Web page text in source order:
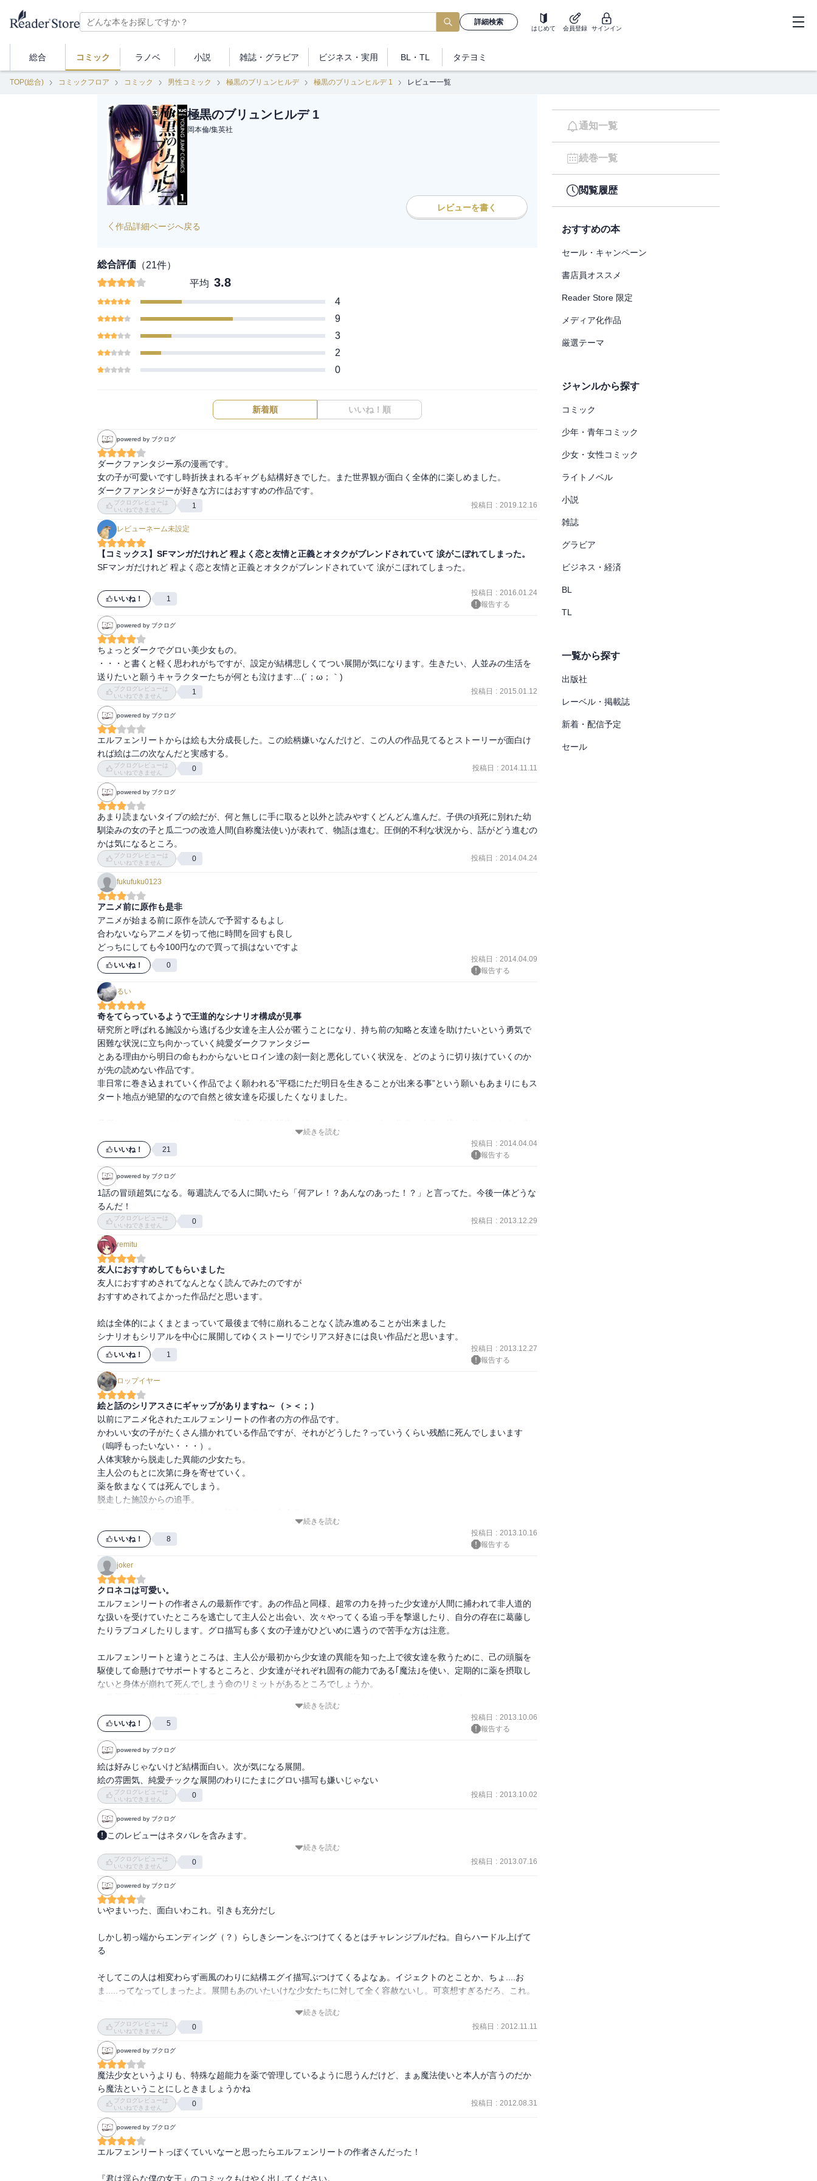
詳細検索
はじめて 会員登録 サインイン
総合 コミック ラノベ 小説 雑誌・ グラビア ビジネス ・実用 BL・TL タテヨミ
TOP(総合) コミックフロア コミック 男性コミック 極黒のブリュンヒルデ 極黒のブリュンヒルデ 1 レビュー一覧
極黒のブリュンヒルデ 1
岡本倫/集英社
レビューを書く
作品詳細ページへ戻る
総合評価 （21件）
平均 3.8
4
9
3
2
0
新着順 いいね！順
powered by ブクログ
ダークファンタジー系の漫画です。
女の子が可愛いですし時折挟まれるギャグも結構好きでした。また世界観が面白く全体的に楽しめました。
ダークファンタジーが好きな方にはおすすめの作品です。
ブクログレビューは
いいねできません
1 投稿日 : 2019.12.16
レビューネーム未設定
【コミックス】SFマンガだけれど 程よく恋と友情と正義とオタクがブレンドされていて 涙がこぼれてしまった。
SFマンガだけれど 程よく恋と友情と正義とオタクがブレンドされていて 涙がこぼれてしまった。
いいね！ 1
投稿日 : 2016.01.24
報告する
powered by ブクログ
ちょっとダークでグロい美少女もの。
・・・と書くと軽く思われがちですが、設定が結構悲しくてつい展開が気になります。生きたい、人並みの生活を
送りたいと願うキャラクターたちが何とも泣けます…(´；ω；｀)
ブクログレビューは
いいねできません
1 投稿日 : 2015.01.12
powered by ブクログ
エルフェンリートからは絵も大分成長した。この絵柄嫌いなんだけど、この人の作品見てるとストーリーが面白け
れば絵は二の次なんだと実感する。
ブクログレビューは
いいねできません
0 投稿日 : 2014.11.11
powered by ブクログ
あまり読まないタイプの絵だが、何と無しに手に取ると以外と読みやすくどんどん進んだ。子供の頃死に別れた幼
馴染みの女の子と瓜二つの改造人間(自称魔法使い)が表れて、物語は進む。圧倒的不利な状況から、話がどう進むの
かは気になるところ。
ブクログレビューは
いいねできません
0 投稿日 : 2014.04.24
fukufuku0123
アニメ前に原作も是非
アニメが始まる前に原作を読んで予習するもよし
合わないならアニメを切って他に時間を回すも良し
どっちにしても今100円なので買って損はないですよ
いいね！ 0
投稿日 : 2014.04.09
報告する
るい
奇をてらっているようで王道的なシナリオ構成が見事
研究所と呼ばれる施設から逃げる少女達を主人公が匿うことになり、持ち前の知略と友達を助けたいという勇気で
困難な状況に立ち向かっていく純愛ダークファンタジー
とある理由から明日の命もわからないヒロイン達の刻一刻と悪化していく状況を、どのように切り抜けていくのか
が先の読めない作品です。
非日常に巻き込まれていく作品でよく願われる”平穏にただ明日を生きることが出来る事”という願いもあまりにもス
タート地点が絶望的なので自然と彼女達を応援したくなりました。
っているように、各所に伏線を張りつつ、小さな伏線を回収しながら大きな伏線を張っていく手腕の隙なさには感
服します。
をぶち込んでくる匙加減が絶妙で最高です。
特に魔法を使うことの出来る回数や、延命手段および日数等といった主人公側の行動制限の掛け方が非常に上手く
作用しています。
これによって詰んだと思われた状況からの逆転によるカタルシスが主人公側が助かったときの安堵と相まって極上
の快楽となり、それが病み付きになります。
ヤミツキです。むしろ毎週の極黒のブリュンヒルデが私の鎮死剤です（笑）
個人的にここ最近のエンターテイメントでは一番先が気になっています。一巻を買った当時は二巻が出ておらず先
の展開が気になるあまり、連載してるヤングジャンプを買い始めました。
一巻から現行の卷まで一気に読める、これからの読者がうらやましい！
続きを読む
いいね！ 21
投稿日 : 2014.04.04
報告する
powered by ブクログ
1話の冒頭超気になる。毎週読んでる人に聞いたら「何アレ！？あんなのあった！？」と言ってた。今後一体どうな
るんだ！
ブクログレビューは
いいねできません
0 投稿日 : 2013.12.29
remitu
友人におすすめしてもらいました
友人におすすめされてなんとなく読んでみたのですが
おすすめされてよかった作品だと思います。
絵は全体的によくまとまっていて最後まで特に崩れることなく読み進めることが出来ました
いいね！ 1
投稿日 : 2013.12.27
報告する
ロップイヤー
絵と話のシリアスさにギャップがありますね～（＞＜；）
以前にアニメ化されたエルフェンリートの作者の方の作品です。
かわいい女の子がたくさん描かれている作品ですが、それがどうした？っていうくらい残酷に死んでしまいます
（嗚呼もったいない・・・）。
人体実験から脱走した異能の少女たち。
主人公のもとに次第に身を寄せていく。
薬を飲まなくては死んでしまう。
脱走した施設からの追手。
いいですね～。
集英社のコミックスは紙媒体よりも価格がお手頃なので買いやすいですね～\(^A^)/
続きを読む
いいね！ 8
投稿日 : 2013.10.16
報告する
joker
クロネコは可愛い。
エルフェンリートの作者さんの最新作です。あの作品と同様、超常の力を持った少女達が人間に捕われて非人道的
な扱いを受けていたところを逃亡して主人公と出会い、次々やってくる追っ手を撃退したり、自分の存在に葛藤し
たりラブコメしたりします。グロ描写も多く女の子達がひどいめに遇うので苦手な方は注意。
エルフェンリートと違うところは、主人公が最初から少女達の異能を知った上で彼女達を救うために、己の頭脳を
駆使して命懸けでサポートするところと、少女達がそれぞれ固有の能力である｢魔法｣を使い、定期的に薬を摂取し
ないと身体が崩れて死んでしまう命のリミットがあるところでしょうか。
続きを読む
いいね！ 5
投稿日 : 2013.10.06
報告する
powered by ブクログ
絵は好みじゃないけど結構面白い。次が気になる展開。
絵の雰囲気、純愛チックな展開のわりにたまにグロい描写も嫌いじゃない
ブクログレビューは
いいねできません
0 投稿日 : 2013.10.02
powered by ブクログ
このレビューはネタバレを含みます。
シリアス部とギャグ部がコロコロと入れ替わって忙しい。
捕まって移送されてた二人はなんで全裸にされてたの？
続きを読む
ブクログレビューは
いいねできません
0 投稿日 : 2013.07.16
powered by ブクログ
いやまいった、面白いわこれ。引きも充分だし
しかし初っ端からエンディング（？）らしきシーンをぶつけてくるとはチャレンジブルだね。自らハードル上げて
る
そしてこの人は相変わらず画風のわりに結構エグイ描写ぶつけてくるよなぁ。イジェクトのとことか、ちょ....お
ま.....ってなってしまったよ。展開もあのいたいけな少女たちに対して全く容赦ないし。可哀想すぎるだろ、これ。
面白けど先読むの怖いなぁ.......みたいな
続きを読む
ブクログレビューは
いいねできません
0 投稿日 : 2012.11.11
powered by ブクログ
魔法少女というよりも、特殊な超能力を薬で管理しているように思うんだけど、まぁ魔法使いと本人が言うのだか
ら魔法ということにしときましょうかね
ブクログレビューは
いいねできません
0 投稿日 : 2012.08.31
powered by ブクログ
エルフェンリートっぽくていいなーと思ったらエルフェンリートの作者さんだった！
『君は淫らな僕の女王』のコミックもはやく出してください。
通知一覧
続巻一覧
閲覧履歴
おすすめの本
セール・キャンペーン
書店員オススメ
Reader Store 限定
メディア化作品
厳選テーマ
ジャンルから探す
コミック
少年・青年コミック
少女・女性コミック
ライトノベル
小説
雑誌
グラビア
ビジネス・経済
BL
TL
一覧から探す
出版社
レーベル・掲載誌
新着・配信予定
セール